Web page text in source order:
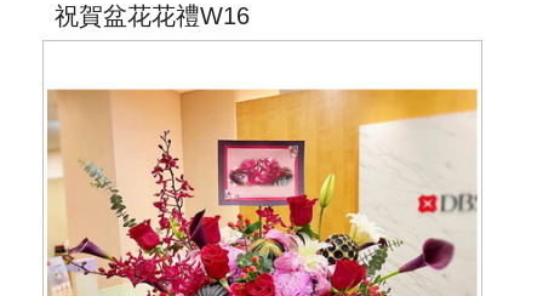
*桃園區以外酌收運費350元*
***花材依當季花材實際狀況調整***
祝賀盆花花禮W16